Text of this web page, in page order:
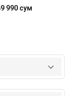
990 сум